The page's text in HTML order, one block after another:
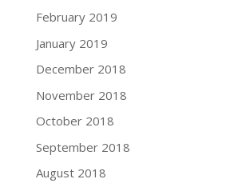
February 2019
January 2019
December 2018
November 2018
October 2018
September 2018
August 2018